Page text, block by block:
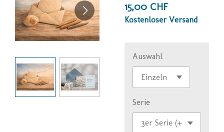
15,00 CHF
Kostenloser Versand
Auswahl
Serie